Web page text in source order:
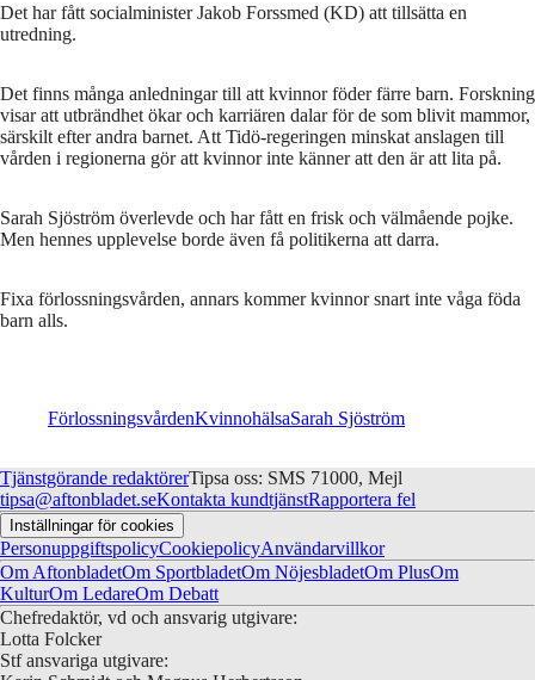
Det har fått socialminister Jakob Forssmed (KD) att tillsätta en
utredning.
Det finns många anledningar till att kvinnor föder färre barn. Forskning
visar att utbrändhet ökar och karriären dalar för de som blivit mammor,
särskilt efter andra barnet. Att Tidö-regeringen minskat anslagen till
vården i regionerna gör att kvinnor inte känner att den är att lita på.
Sarah Sjöström överlevde och har fått en frisk och välmående pojke.
Men hennes upplevelse borde även få politikerna att darra.
Fixa förlossningsvården, annars kommer kvinnor snart inte våga föda
barn alls.
FörlossningsvårdenKvinnohälsaSarah Sjöström
Tjänstgörande redaktörerTipsa oss: SMS 71000, Mejl
tipsa@aftonbladet.seKontakta kundtjänstRapportera fel
Inställningar för cookies
PersonuppgiftspolicyCookiepolicyAnvändarvillkor
Om AftonbladetOm SportbladetOm NöjesbladetOm PlusOm
KulturOm LedareOm Debatt
Chefredaktör, vd och ansvarig utgivare:
Lotta Folcker
Stf ansvariga utgivare: